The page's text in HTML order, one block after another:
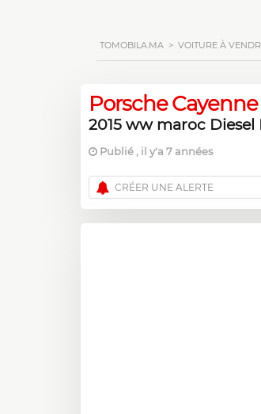
TOMOBILA.MA > VOITURE À
Porsche Cayenne
2015 ww maroc Diesel
Publié , il y'a 7 années
CRÉER UNE ALERTE